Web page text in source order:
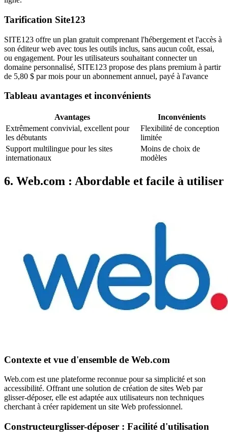
Tarification Site123
SITE123 offre un plan gratuit comprenant l'hébergement et l'accès à
son éditeur web avec tous les outils inclus, sans aucun coût, essai,
ou engagement. Pour les utilisateurs souhaitant connecter un
domaine personnalisé, SITE123 propose des plans premium à partir
de 5,80 $ par mois pour un abonnement annuel, payé à l'avance
Tableau avantages et inconvénients
Avantages
Inconvénients
Extrêmement convivial, excellent pour
les débutants
Flexibilité de conception
limitée
Support multilingue pour les sites
internationaux
Moins de choix de
modèles
6. Web.com : Abordable et facile à utiliser
Contexte et vue d'ensemble de Web.com
Web.com est une plateforme reconnue pour sa simplicité et son
accessibilité. Offrant une solution de création de sites Web par
glisser-déposer, elle est adaptée aux utilisateurs non techniques
cherchant à créer rapidement un site Web professionnel.
Constructeurglisser-déposer : Facilité d'utilisation